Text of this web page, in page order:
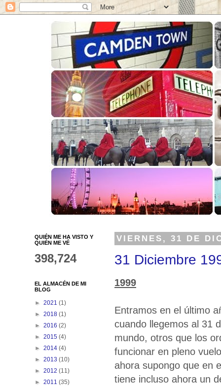
VIERNES, 31 DE
31 Diciembre
1999
Entramos en el último
cuando llegemos al 31
mundo, otros que los
funcionar en pleno
ahora supongo que en
tiene incluso ahora un
QUIÉN ME HA VISTO Y
QUIÉN ME VÉ
398,724
EL ALMACÉN DE MI
BLOG
► 2021 (1)
► 2018 (1)
► 2016 (2)
► 2015 (4)
► 2014 (4)
► 2013 (10)
► 2012 (11)
► 2011 (35)